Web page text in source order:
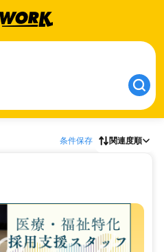
条件保存 関連度順